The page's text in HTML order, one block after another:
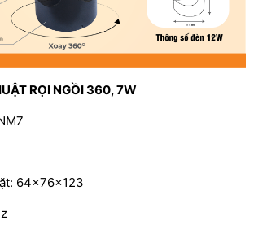
RỌI NGỒI 360, 7W
64x76x123